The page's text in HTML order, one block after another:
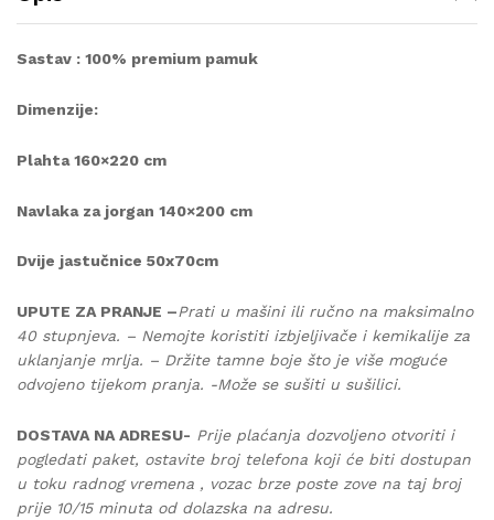
Sastav : 100% premium pamuk
Dimenzije:
Plahta 160×220 cm
Navlaka za jorgan 140×200 cm
Dvije jastučnice 50x70cm
UPUTE ZA PRANJE –Prati u mašini ili ručno na maksimalno
40 stupnjeva. – Nemojte koristiti izbjeljivače i kemikalije za
uklanjanje mrlja. – Držite tamne boje što je više moguće
odvojeno tijekom pranja. -Može se sušiti u sušilici.
DOSTAVA NA ADRESU- Prije plaćanja dozvoljeno otvoriti i
pogledati paket, ostavite broj telefona koji će biti dostupan
u toku radnog vremena , vozac brze poste zove na taj broj
prije 10/15 minuta od dolazska na adresu.